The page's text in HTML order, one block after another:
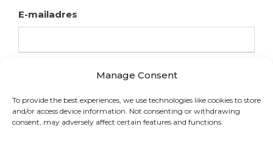
Manage Consent
To provide the best experiences, we use technologies like cookies to store
and/or access device information. Not consenting or withdrawing
consent, may adversely affect certain features and functions.
E-mailadres